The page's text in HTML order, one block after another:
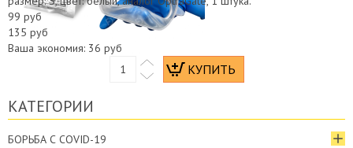
99 руб
135 руб
Ваша экономия: 36 руб
КАТЕГОРИИ
БОРЬБА С COVID-19